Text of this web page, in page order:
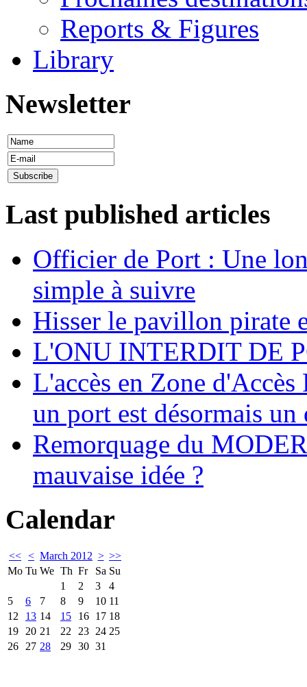
Reports & Figures
Library
Newsletter
Last published articles
Officier de Port : Une
simple à suivre
Hisser le pavillon pirate
L'ONU INTERDIT DE
L'accès en Zone
un port est désormais un
Remorquage du
mauvaise idée ?
Calendar
<< < March 2012 > >>
Mo Tu We Th Fr Sa Su
1
2 3
4
5
6 7 8 9 10 11
12
13 14 15 16 17 18
19
20 21 22 23 24 25
26
27 28 29 30 31